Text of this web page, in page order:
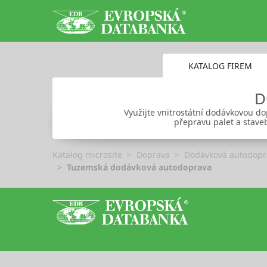
KATALOG FIREM
Využijte vnitrostátní dodávkovou
přepravu palet a
Katalog microsite Doprava
Dodávková
Tuzemská dodávková autodoprava